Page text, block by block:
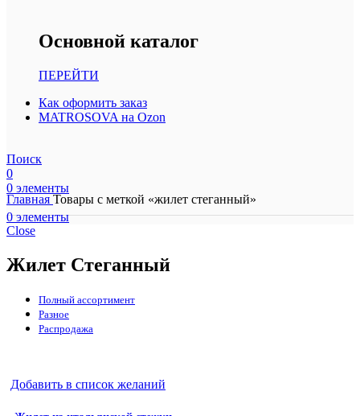
Основной каталог
ПЕРЕЙТИ
Как оформить заказ
MATROSOVA на Ozon
Поиск
0
0 элементы
0элементы
Главная Товары с меткой «жилет стеганный»
Close
Жилет Стеганный
Полный ассортимент
Разное
Распродажа
Добавить в список желаний